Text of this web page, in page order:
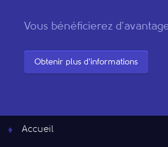
Vous bénéficierez
Obtenir plus d'informations
Accueil